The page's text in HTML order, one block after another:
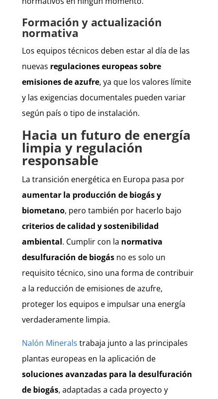
Formación y actualización
normativa
Los equipos técnicos deben estar al día de las
nuevas regulaciones europeas sobre
emisiones de azufre, ya que los valores límite
y las exigencias documentales pueden variar
según país o tipo de instalación.
Hacia un futuro de energía
limpia y regulación
responsable
La transición energética en Europa pasa por
aumentar la producción de biogás y
biometano, pero también por hacerlo bajo
criterios de calidad y sostenibilidad
ambiental. Cumplir con la normativa
desulfuración de biogásno es solo un
requisito técnico, sino una forma de contribuir
a la reducción de emisiones de azufre,
proteger los equipos e impulsar una energía
verdaderamente limpia.
Nalón Minerals trabaja junto a las principales
plantas europeas en la aplicación de
soluciones avanzadas para la desulfuración
de biogás, adaptadas a cada proyecto y